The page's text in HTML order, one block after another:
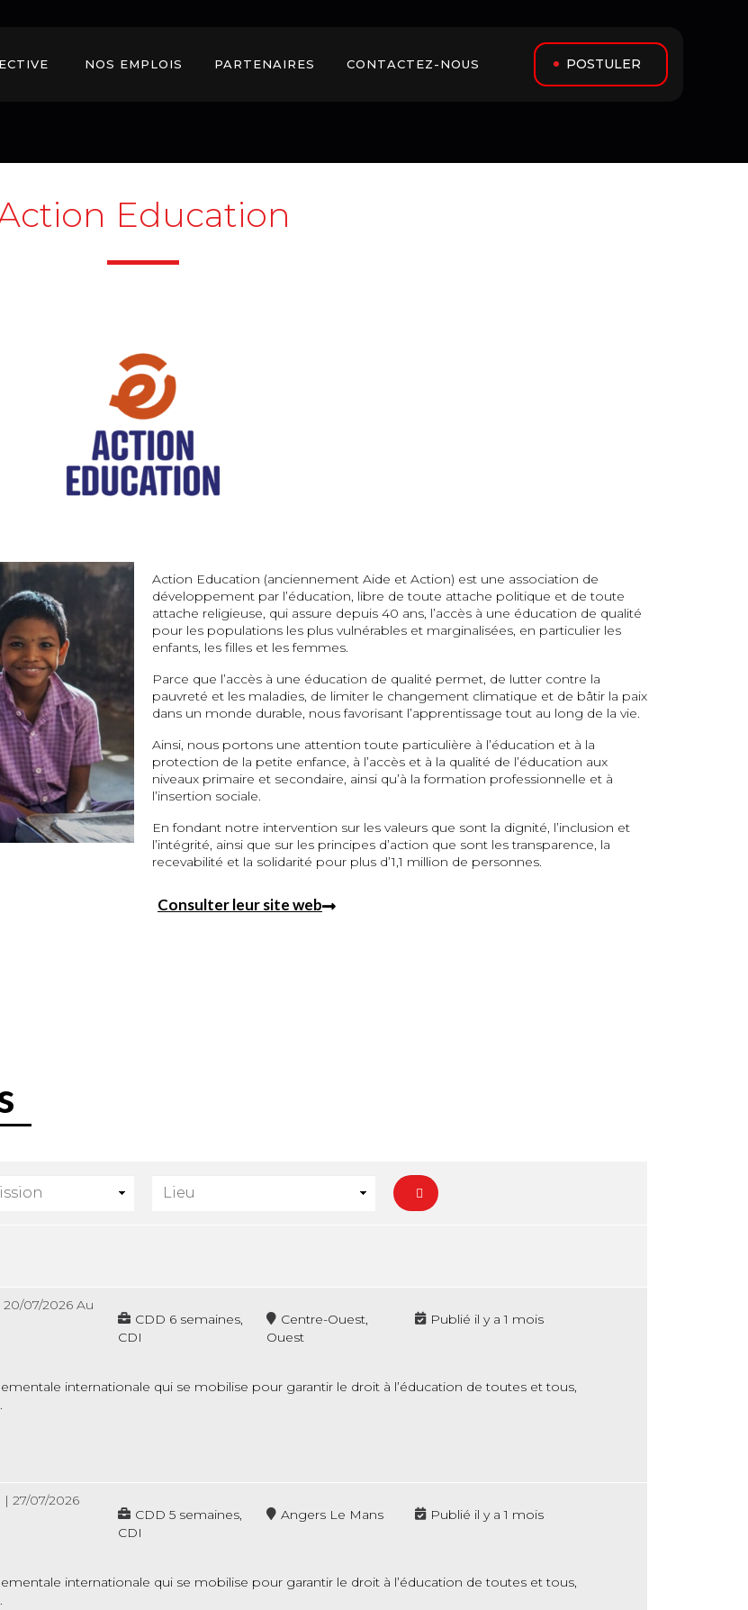
NOS EMPLOIS PARTENAIRES CONTACTEZ-NOUS POSTULER
Education
Action Education (anciennement Aide et Action) est une association de
développement par l’éducation, libre de toute attache politique et de toute
attache religieuse, qui assure depuis 40 ans, l’accès à une éducation de qualité
pour les populations les plus vulnérables et marginalisées, en particulier les
enfants, les filles et les femmes.
Parce que l’accès à une éducation de qualité permet, de lutter contre la
pauvreté et les maladies, de limiter le changement climatique et de bâtir la paix
dans un monde durable, nous favorisant l’apprentissage tout au long de la vie.
Ainsi, nous portons une attention toute particulière à l’éducation et à la
protection de la petite enfance, à l’accès et à la qualité de l’éducation aux
niveaux primaire et secondaire, ainsi qu’à la formation professionnelle et à
l’insertion sociale.
En fondant notre intervention sur les valeurs que sont la dignité, l’inclusion et
l’intégrité, ainsi que sur les principes d’action que sont les transparence, la
recevabilité et la solidarité pour plus d’1,1 million de personnes.
Consulter leur site web
20/07/2026 Au
CDD 6 semaines,
CDI
Centre-Ouest,
Ouest
Publié il y a 1 mois
internationale qui se mobilise pour garantir le droit à l’éducation de toutes et tous,
|27/07/2026
CDD 5 semaines,
CDI
Angers Le Mans Publié il y a 1 mois
internationale qui se mobilise pour garantir le droit à l’éducation de toutes et tous,